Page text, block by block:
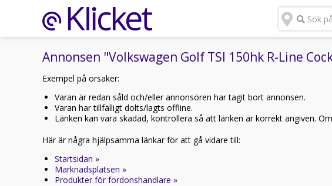
Sök
Annonsen "Volkswagen Golf TSI 150hk R-Line
Exempel på orsaker:
Varan är redan såld och/eller annonsören har tagit bort annonsen.
Varan har tillfälligt dolts/lagts offline.
Länken kan vara skadad, kontrollera så att länken är korrekt angiven.
Här är några hjälpsamma länkar för att gå vidare till:
Startsidan »
Marknadsplatsen »
Produkter för fordonshandlare »